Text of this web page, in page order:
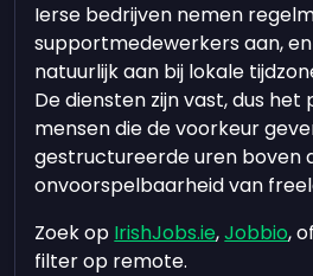
Ierse bedrijven nemen
supportmedewerkers aan,
natuurlijk aan bij lokale
De diensten zijn vast, dus het
mensen die de voorkeur
gestructureerde uren boven
onvoorspelbaarheid van
Zoek op IrishJobs.ie,Jobbio, of
filter op remote.